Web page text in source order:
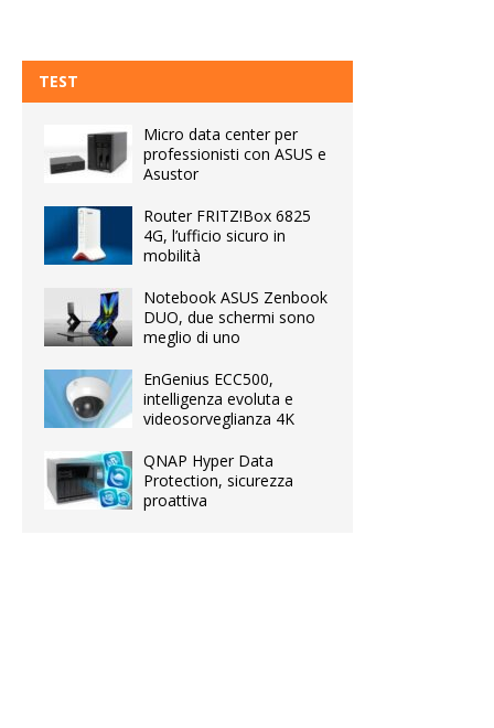
TEST
Micro data center per
professionisti con ASUS e
Asustor
Router FRITZ!Box 6825
4G, l’ufficio sicuro in
mobilità
Notebook ASUS Zenbook
DUO, due schermi sono
meglio di uno
EnGenius ECC500,
intelligenza evoluta e
videosorveglianza 4K
QNAP Hyper Data
Protection, sicurezza
proattiva